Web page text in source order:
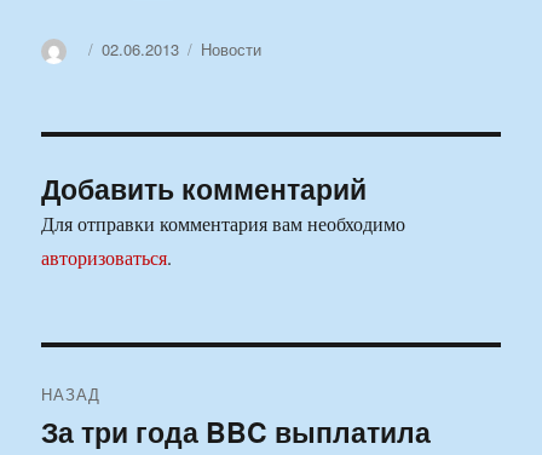
АвторОпубликовано
02.06.2013 Рубрики
Новости
Добавить комментарий
Для отправки комментария вам необходимо
авторизоваться.
по
НАЗАД
Предыдущая
За три года BBC выплатила